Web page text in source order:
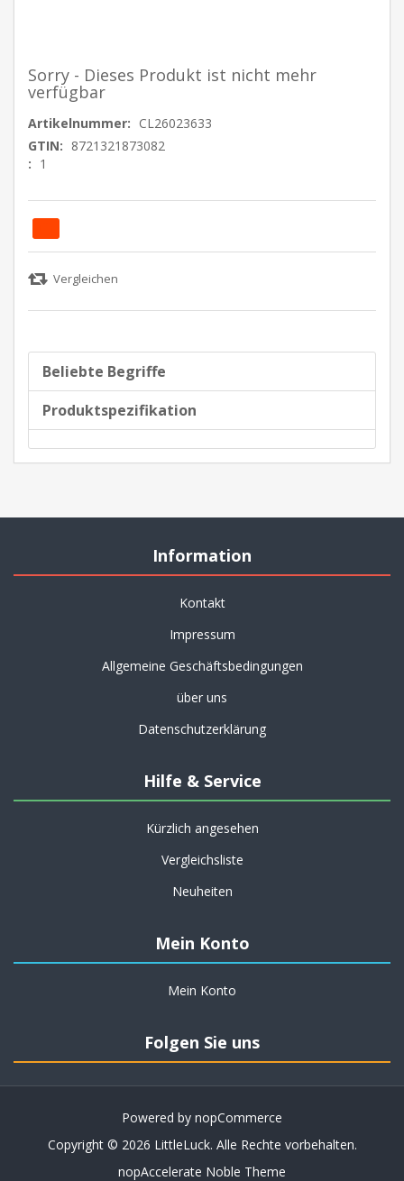
Sorry - Dieses Produkt ist nicht mehr
verfügbar
Artikelnummer: CL26023633
GTIN: 8721321873082
: 1
Beliebte Begriffe
Produktspezifikation
Information
Kontakt
Impressum
Allgemeine Geschäftsbedingungen
über uns
Datenschutzerklärung
Hilfe & Service
Kürzlich angesehen
Vergleichsliste
Neuheiten
Mein Konto
Mein Konto
Folgen Sie uns
Powered by nopCommerce
Copyright © 2026 LittleLuck. Alle Rechte vorbehalten.
nopAccelerate Noble Theme